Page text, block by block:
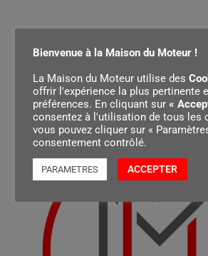
Bienvenue à la Maison du Moteur !
La Maison du Moteur utilise des
offrir l'expérience la plus pertinente
préférences. En cliquant sur «
consentez à l'utilisation de tous les
vous pouvez cliquer sur «
consentement contrôlé.
PARAMETRES ACCEPTER